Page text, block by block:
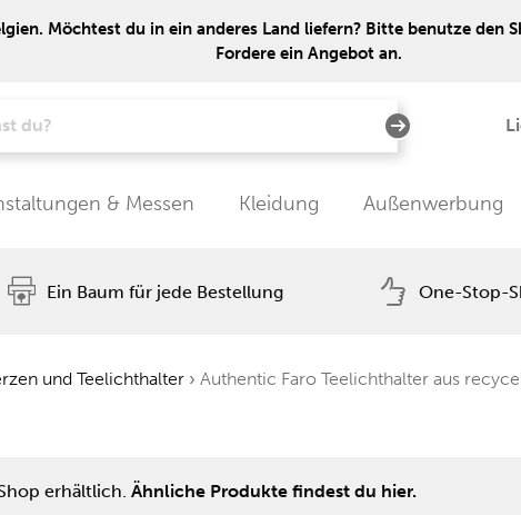
Möchtest du in ein anderes Land liefern? Bitte benutze den
Fordere ein Angebot an.
& Messen Kleidung Außenwerbung
Ein Baum für jede Bestellung One-Stop-
und Teelichthalter › Authentic Faro Teelichthalter aus
erhältlich. Ähnliche Produkte findest du hier.